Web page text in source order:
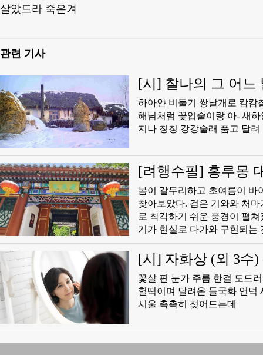
살았드라 죽은겨
관련 기사
[시] 찰나의 그 어느
하아얀 비둘기 쌍날개로 캄캄칠야 고달프
해님처럼 꽃입술이랑 아- 새하얀 찰나의 그 어느 날 해빛 달빛 별빛 얼싸안고 달려왔단다 나이테에 쾌
지나 칭칭 강강술래 품고 달
[려행수필] 홍루몽
봄이 갈무리하고 초여름이 바
찾아보았다. 검은 기와와 처마가 맑은 하늘에 비끼고 6월의 붉은 단풍나무 그림자가 련못에 비껴 가을
로 착각하기 쉬운 풍경이 펼쳐졌다. 대관원 공원의 산책길은 걸음마다 풍경인데 모두 ‘
기가 현실로 다가와 구현되는 것 같다. 이 정원 나들이는 단순히 고전 소설의 실
전 문헌, 남북 원조문맥과 현대 생태 철학
자리한 이 대관원은 1988년에
로 복원한 실물 대관원으로
원 조성의 기풍을 세웠고 북
정신적 좌표를 형성했다.
[시] 자화상 (외 3수)
꽃살 핀 눈가 주름 한결 도드러지던
헐떡이며 달려온 들국화 언덕 세월의 눈섭 고개에 흘려버린 나비의 꿈 망막에 내려앉은 아픈 기억 눈
시울 촉촉히 젖어드는데